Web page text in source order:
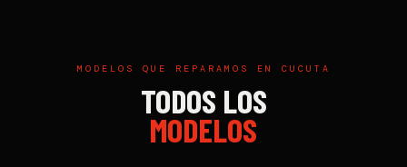
MODELOS QUE REPARAMOS EN CUCUTA
TODOS LOS
MODELOS